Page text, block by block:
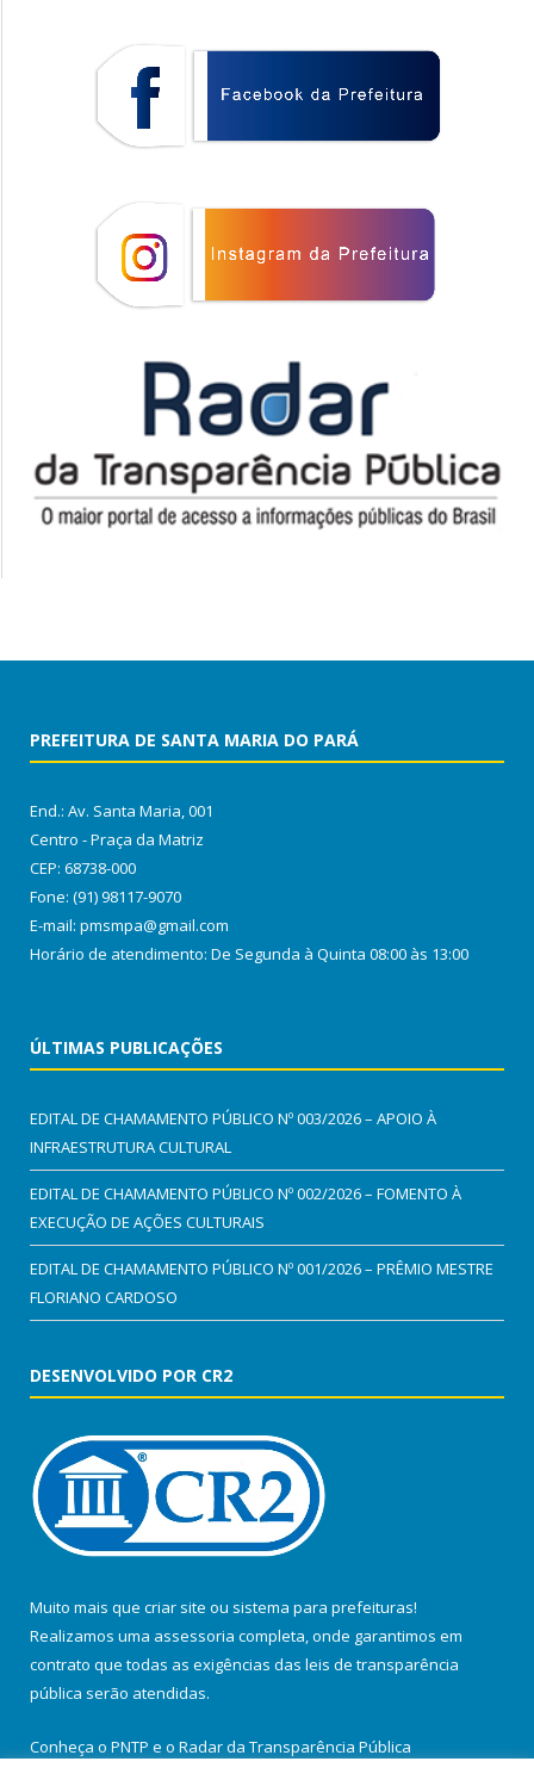
PREFEITURA DE SANTA MARIA DO PARÁ
End.: Av. Santa Maria, 001
Centro - Praça da Matriz
CEP: 68738-000
Fone: (91) 98117-9070
E-mail: pmsmpa@gmail.com
Horário de atendimento: De Segunda à Quinta 08:00 às 13:00
ÚLTIMAS PUBLICAÇÕES
EDITAL DE CHAMAMENTO PÚBLICO Nº 003/2026 – APOIO À
INFRAESTRUTURA CULTURAL
EDITAL DE CHAMAMENTO PÚBLICO Nº 002/2026 – FOMENTO À
EXECUÇÃO DE AÇÕES CULTURAIS
EDITAL DE CHAMAMENTO PÚBLICO Nº 001/2026 – PRÊMIO MESTRE
FLORIANO CARDOSO
DESENVOLVIDO POR CR2
Muito mais que criar site ou sistema para prefeituras!
Realizamos uma assessoria completa, onde garantimos em
contrato que todas as exigências das leis de transparência
pública serão atendidas.
Conheça o PNTP e o Radar da Transparência Pública